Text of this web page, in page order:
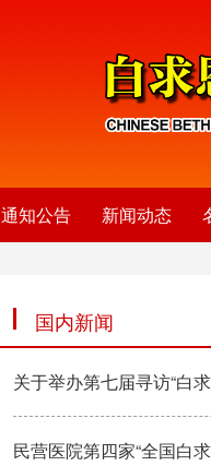
通知公告 新闻动态
国内新闻
关于举办第七届寻访“白
民营医院第四家“全国白